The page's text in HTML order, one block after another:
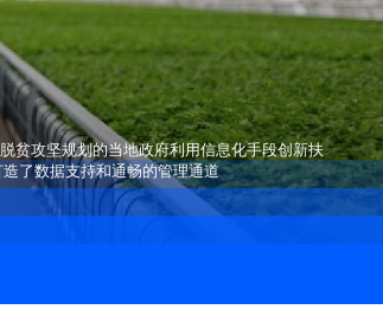
贫攻坚规划的当地政府利用信息化手段创新扶
了数据支持和通畅的管理通道